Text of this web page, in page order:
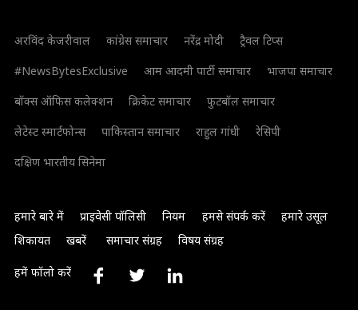
अरविंद केजरीवाल कांग्रेस समाचार नरेंद्र मोदी
ट्रैवल टिप्स
#NewsBytesExclusive
आम आदमी पार्टी समाचार
भाजपा समाचार
बॉक्स ऑफिस कलेक्शन
क्रिकेट समाचार
फुटबॉल समाचार
लेटेस्ट स्मार्टफोन्स
पाकिस्तान समाचार राहुल गांधी
रेसिपी
दक्षिण भारतीय सिनेमा
हमारे बारे में प्राइवेसी पॉलिसी नियम हमसे संपर्क करें
हमारे उसूल
शिकायत
खबरें समाचार संग्रह विषय संग्रह
हमें फॉलो करें